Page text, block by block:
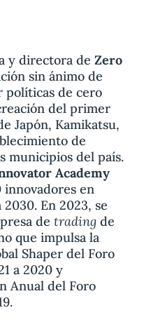
y directora deZero
sin ánimo de
políticas de cero
del primer
Japón, Kamikatsu,
de
municipios del país.
Academy
innovadores en
En 2023, se
detradingde
que impulsa la
Shaper del Foro
a 2020 y
Anual del Foro